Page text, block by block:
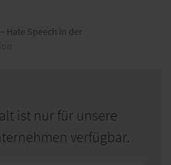
Hate Speech in der
ist nur für unsere
verfügbar.